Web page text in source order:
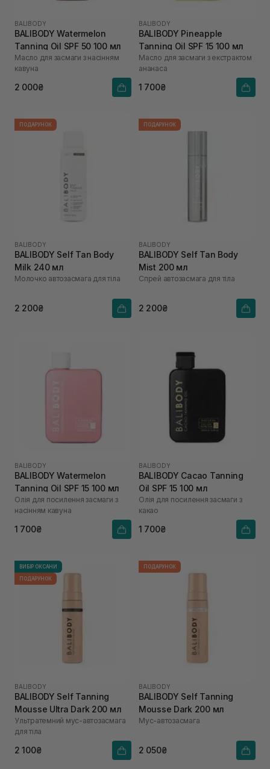
BALIBODY
BALIBODY Watermelon
Tanning Oil SPF 50 100 мл
Масло для засмаги з насінням
кавуна
2 000₴
BALIBODY
BALIBODY Pineapple
Tanning Oil SPF 15 100 мл
Масло для засмаги з екстрактом
ананаса
1 700₴
ПОДАРУНОК
BALIBODY
BALIBODY Self Tan Body
Milk 240 мл
Молочко автозасмага для тіла
2 200₴
ПОДАРУНОК
BALIBODY
BALIBODY Self Tan Body
Mist 200 мл
Спрей автозасмага для тіла
2 200₴
BALIBODY
BALIBODY Watermelon
Tanning Oil SPF 15 100 мл
Олія для посилення засмаги з
насінням кавуна
1 700₴
BALIBODY
BALIBODY Cacao Tanning
Oil SPF 15 100 мл
Олія для посилення засмаги з
какао
1 700₴
ВИБІР ОКСАНИ
ПОДАРУНОК
BALIBODY
BALIBODY Self Tanning
Mousse Ultra Dark 200 мл
Ультратемний мус-автозасмага
для тіла
2 100₴
ПОДАРУНОК
BALIBODY
BALIBODY Self Tanning
Mousse Dark 200 мл
Мус-автозасмага
2 050₴